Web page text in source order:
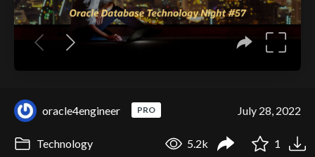
oracle4engineer PRO July 28, 2022
Technology 5.2k 1